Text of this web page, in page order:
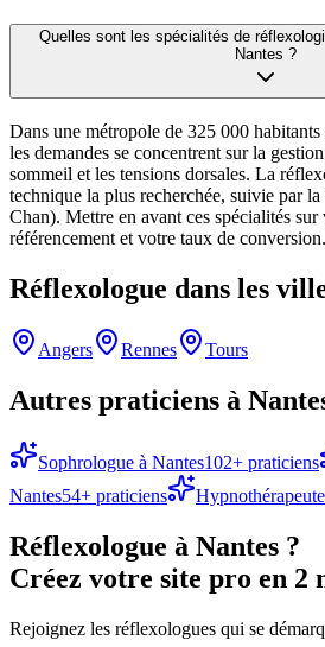
Quelles sont les spécialités de
Nantes ?
Dans une métropole de 325 000
les demandes se concentrent sur la
sommeil et les tensions dorsales. La
technique la plus recherchée, suivie par
Chan). Mettre en avant ces spécialités
référencement et votre taux de conversion.
Réflexologue dans les
Angers Rennes Tours
Autres praticiens à
Sophrologue à Nantes102+ praticiens
Nantes54+ praticiens Hypnothérapeute
Réflexologue à Nantes ?
Créez votre site pro en 2
Rejoignez les réflexologues qui se